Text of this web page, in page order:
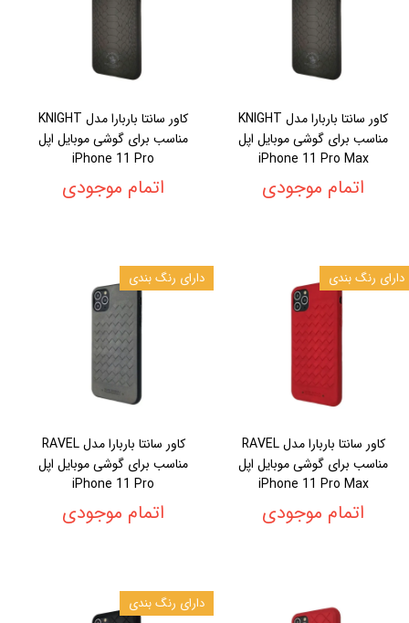
کاور سانتا باربارا مدل KNIGHT
مناسب برای گوشی موبایل اپل
iPhone 11 Pro Max
اتمام موجودی
کاور سانتا باربارا مدل KNIGHT
مناسب برای گوشی موبایل اپل
iPhone 11 Pro
اتمام موجودی
کاور سانتا باربارا مدل RAVEL
مناسب برای گوشی موبایل اپل
iPhone 11 Pro Max
اتمام موجودی
دارای رنگ بندی
کاور سانتا باربارا مدل RAVEL
مناسب برای گوشی موبایل اپل
iPhone 11 Pro
اتمام موجودی
دارای رنگ بندی
دارای رنگ بندی